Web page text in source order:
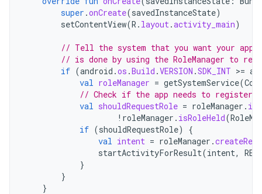
super .onCreate(savedInstanceState)
setContentView(R . layout.activity_main)
// Tell the system that you want your
// is done by using the RoleManager to
if (android .os .Build .VERSION .SDK_INT >=
val roleManager = getSystemService(
// Check if the app needs to
val shouldRequestRole = roleManager .
! roleManager . isRoleHeld(
if (shouldRequestRole)
{
val intent = roleManager .
startActivityForResult(intent,
}
}
}